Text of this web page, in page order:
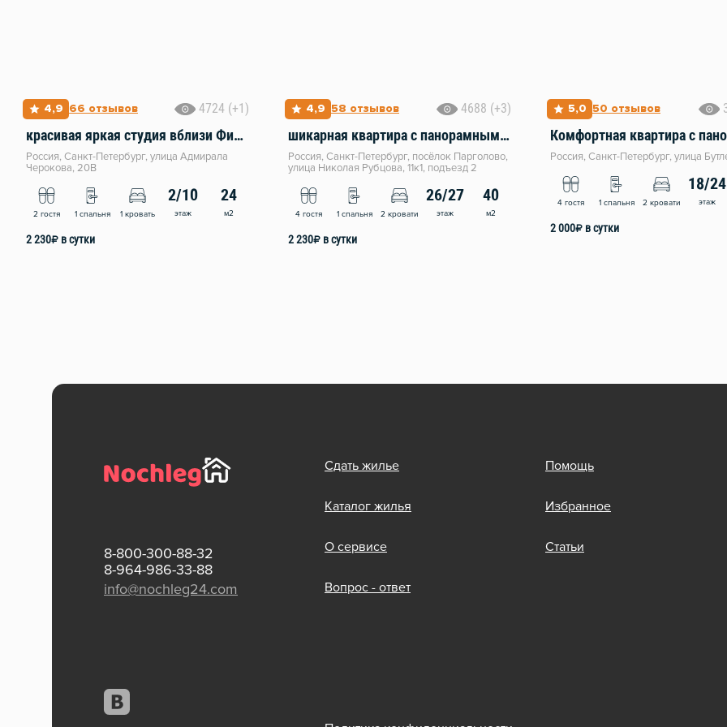
4,9 66 отзывов
4724 (+1)
красивая яркая студия вблизи Финского залива
Россия, Санкт-Петербург, улица Адмирала
Черокова, 20В
2 гостя 1 спальня 1 кровать
2/10
этаж
24
м2
2 230₽ в сутки
4,9 58 отзывов
4688 (+3)
шикарная квартира с панорамным остеклением и видом на Парк
Россия, Санкт-Петербург, посёлок Парголово,
улица Николая Рубцова, 11к1, подъезд 2
4 гостя 1 спальня 2 кровати
26/27
этаж
40
м2
2 230₽ в сутки
5,0 50 отзывов
Россия, Санкт-Петербург, улица
4 гостя 1 спальня 2 кровати
18/24
этаж
2 000₽ в сутки
8-800-300-88-32
8-964-986-33-88
info@nochleg24.com
Сдать жилье
Каталог жилья
О сервисе
Вопрос - ответ
Помощь
Избранное
Статьи